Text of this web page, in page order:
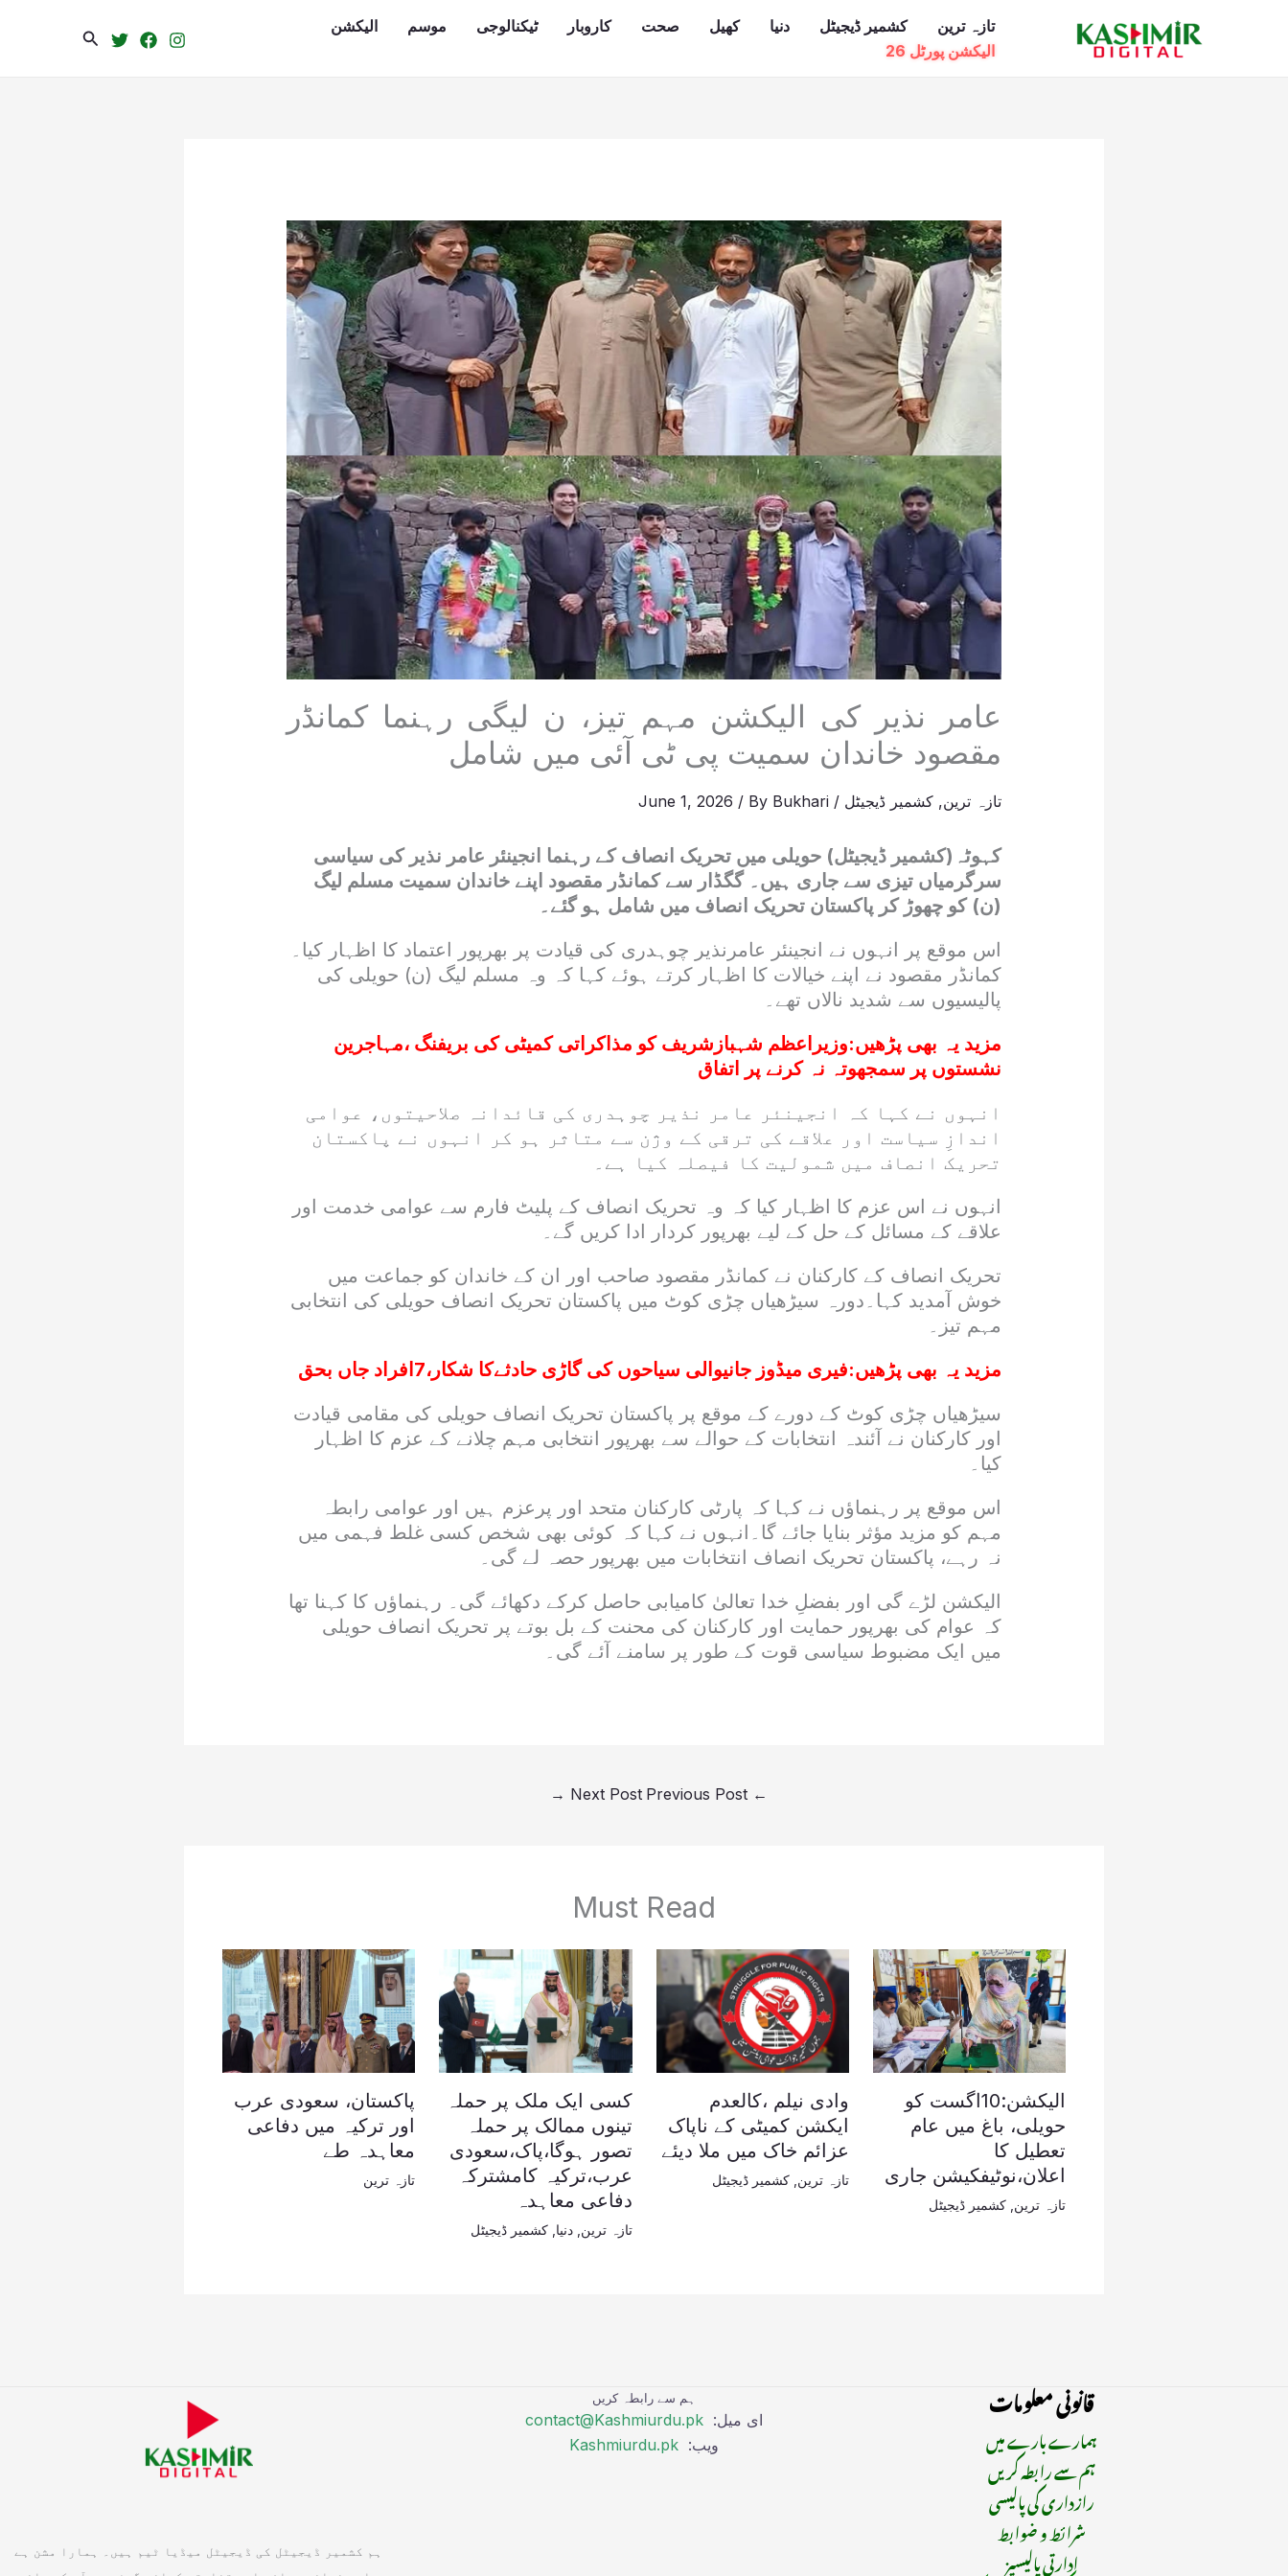
تازہ ترین کشمیر ڈیجیٹل دنیا کھیل صحت کاروبار ٹیکنالوجی موسم
الیکشن
الیکشن پورٹل 26
Search
عامر نذیر کی الیکشن مہم تیز، ن لیگی رہنما کمانڈر
مقصود خاندان سمیت پی ٹی آئی میں شامل
تازہ ترین, کشمیر ڈیجیٹل /
June 1, 2026 / By Bukhari
کہوٹہ(کشمیر ڈیجیٹل) حویلی میں تحریک انصاف کے رہنما انجینئر عامر نذیر کی سیاسی
سرگرمیاں تیزی سے جاری ہیں۔ گگڈار سے کمانڈر مقصود اپنے خاندان سمیت مسلم لیگ
(ن) کو چھوڑ کر پاکستان تحریک انصاف میں شامل ہو گئے۔
اس موقع پر انہوں نے انجینئر عامرنذیر چوہدری کی قیادت پر بھرپور اعتماد کا اظہار کیا۔
کمانڈر مقصود نے اپنے خیالات کا اظہار کرتے ہوئے کہا کہ وہ مسلم لیگ (ن) حویلی کی
پالیسیوں سے شدید نالاں تھے۔
مزید یہ بھی پڑھیں:وزیراعظم شہبازشریف کو مذاکراتی کمیٹی کی بریفنگ ،مہاجرین
نشستوں پر سمجھوتہ نہ کرنے پر اتفاق
انہوں نے کہا کہ انجینئر عامر نذیر چوہدری کی قائدانہ صلاحیتوں، عوامی
اندازِ سیاست اور علاقے کی ترقی کے وژن سے متاثر ہو کر انہوں نے پاکستان
تحریک انصاف میں شمولیت کا فیصلہ کیا ہے۔
انہوں نے اس عزم کا اظہار کیا کہ وہ تحریک انصاف کے پلیٹ فارم سے عوامی خدمت اور
علاقے کے مسائل کے حل کے لیے بھرپور کردار ادا کریں گے۔
تحریک انصاف کے کارکنان نے کمانڈر مقصود صاحب اور ان کے خاندان کو جماعت میں
خوش آمدید کہا۔دورہ سیڑھیاں چڑی کوٹ میں پاکستان تحریک انصاف حویلی کی انتخابی
مہم تیز۔
مزید یہ بھی پڑھیں:فیری میڈوز جانیوالی سیاحوں کی گاڑی حادثےکا شکار،7افراد جاں بحق
سیڑھیاں چڑی کوٹ کے دورے کے موقع پر پاکستان تحریک انصاف حویلی کی مقامی قیادت
اور کارکنان نے آئندہ انتخابات کے حوالے سے بھرپور انتخابی مہم چلانے کے عزم کا اظہار
کیا۔
اس موقع پر رہنماؤں نے کہا کہ پارٹی کارکنان متحد اور پرعزم ہیں اور عوامی رابطہ
مہم کو مزید مؤثر بنایا جائے گا۔انہوں نے کہا کہ کوئی بھی شخص کسی غلط فہمی میں
نہ رہے، پاکستان تحریک انصاف انتخابات میں بھرپور حصہ لے گی۔
الیکشن لڑے گی اور بفضلِ خدا تعالیٰ کامیابی حاصل کرکے دکھائے گی۔ رہنماؤں کا کہنا تھا
کہ عوام کی بھرپور حمایت اور کارکنان کی محنت کے بل بوتے پر تحریک انصاف حویلی
میں ایک مضبوط سیاسی قوت کے طور پر سامنے آئے گی۔
←
Next Post
→
Must Read
الیکشن:10اگست کو
حویلی، باغ میں عام
تعطیل کا
اعلان،نوٹیفکیشن جاری
تازہ ترین کشمیر ڈیجیٹل
وادی نیلم ،کالعدم
ایکشن کمیٹی کے ناپاک
عزائم خاک میں ملا دیئے
تازہ ترین ,کشمیر ڈیجیٹل
کسی ایک ملک پر حملہ
تینوں ممالک پر حملہ
تصور ہوگا،پاک،سعودی
عرب،ترکیہ کامشترکہ
دفاعی معاہدہ
تازہ ترین ,دنیا ,کشمیر ڈیجیٹل
پاکستان، سعودی عرب
اور ترکیہ میں دفاعی
معاہدہ طے
تازہ ترین
قانونی معلومات
ہمارے بارے میں
ہم سے رابطہ کریں
رازداری کی پالیسی
شرائط و ضوابط
ادارتی پالیسیز
ہم سے رابطہ کریں
ای میل: contact@Kashmiurdu.pk
ویب: Kashmiurdu.pk
ہم کشمیر ڈیجیٹل کی ڈیجیٹل میڈیا ٹیم ہیں۔ ہمارا مشن ہے